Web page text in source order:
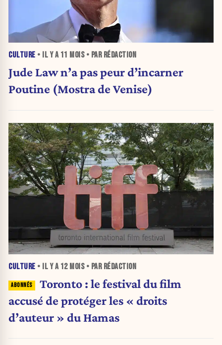
CULTURE • IL Y A 11 MOIS• PAR RÉDACTION
Jude Law n’a pas peur d’incarner
Poutine (Mostra de Venise)
CULTURE • IL Y A 12 MOIS• PAR RÉDACTION
Toronto : le festival du film
accusé de protéger les « droits
d’auteur » du Hamas